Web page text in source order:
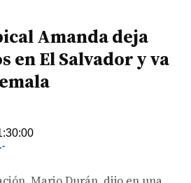
Amanda deja
en El Salvador y va